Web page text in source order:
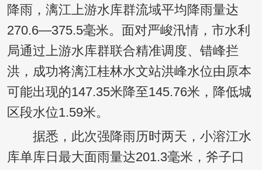
降雨，漓江上游水库群流域平均降雨量达
270.6—375.5毫米。面对严峻汛情，市水利
局通过上游水库群联合精准调度、错峰拦
洪，成功将漓江桂林水文站洪峰水位由原本
可能出现的147.35米降至145.76米，降低城
区段水位1.59米。
据悉，此次强降雨历时两天，小溶江水
库单库日最大面雨量达201.3毫米，斧子口